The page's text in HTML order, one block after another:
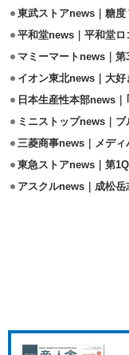
アスクルnews｜成松